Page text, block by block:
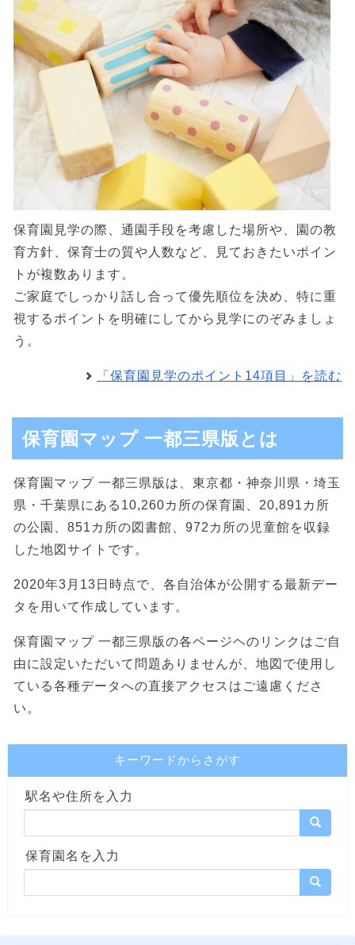
保育園見学の際、通園手段を考慮した場所や、園の教
育方針、保育士の質や人数など、見ておきたいポイン
トが複数あります。
ご家庭でしっかり話し合って優先順位を決め、特に重
視するポイントを明確にしてから見学にのぞみましょ
う。
「保育園見学のポイント14項目」を読む
保育園マップ 一都三県版とは
保育園マップ 一都三県版は、東京都・神奈川県・埼玉
県・千葉県にある10,260カ所の保育園、20,891カ所
の公園、851カ所の図書館、972カ所の児童館を収録
した地図サイトです。
2020年3月13日時点で、各自治体が公開する最新デー
タを用いて作成しています。
保育園マップ 一都三県版の各ページヘのリンクはご自
由に設定いただいて問題ありませんが、地図で使用し
ている各種データへの直接アクセスはご遠慮くださ
い。
キーワードからさがす
駅名や住所を入力
保育園名を入力